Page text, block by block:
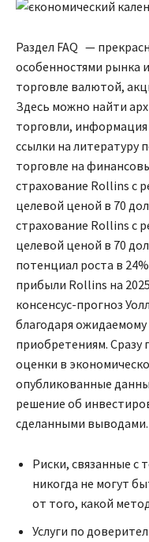
Раздел FAQ —
особенностями рынка
торговле валютой,
Здесь можно найти
торговли, информация
ссылки на литературу
торговле на
страхование Rollins с
целевой ценой в 70
страхование Rollins с
целевой ценой в 70
потенциал роста в
прибыли Rollins на
консенсус-прогноз
благодаря
приобретениям. Сразу
оценки в
опубликованные
решение об
сделанными выводами.
Риски, связанные с
никогда не могут
от того, какой
Услуги по